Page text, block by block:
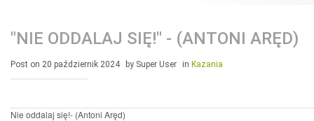
"NIE ODDALAJ SIĘ!" - (ANTONI ARĘD)
Post on 20 październik 2024 by Super User in Kazania
Nie oddalaj się!- (Antoni Aręd)